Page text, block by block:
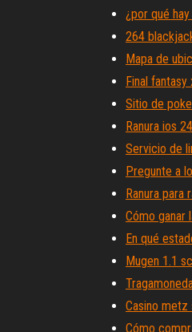
¿por qué hay
264
Mapa de
Final
Sitio de
Ranura ios
Servicio de
Pregunte a
Ranura para
Cómo ganar
En qué
Mugen 1.1
Casino metz
Cómo